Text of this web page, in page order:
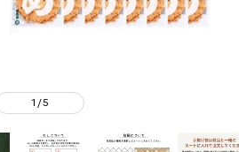
1 /5